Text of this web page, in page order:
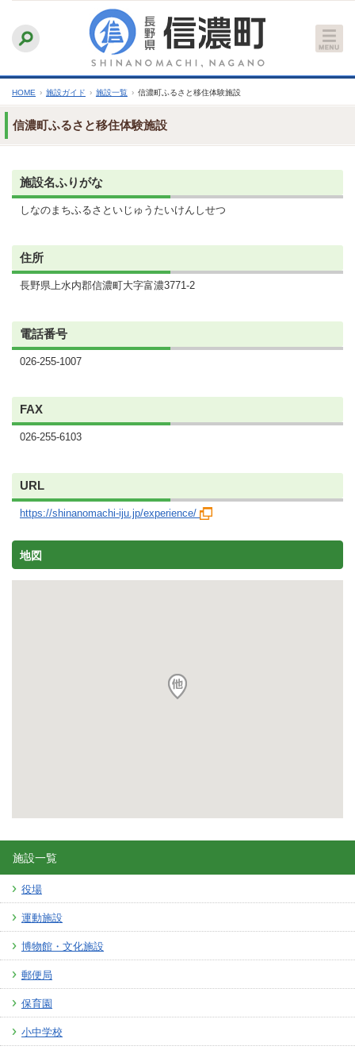
文
へ
ふりがなをつける
文字サイズ
縮小 標準 拡大
HOME › 施設ガイド › 施設一覧 › 信濃町ふるさと移住体験施設
信濃町ふるさと移住体験施設
施設名ふりがな
しなのまちふるさといじゅうたいけんしせつ
住所
長野県上水内郡信濃町大字富濃3771-2
電話番号
026-255-1007
FAX
026-255-6103
URL
https://shinanomachi-iju.jp/experience/
地図
施設一覧
役場
運動施設
博物館・文化施設
郵便局
保育園
小中学校